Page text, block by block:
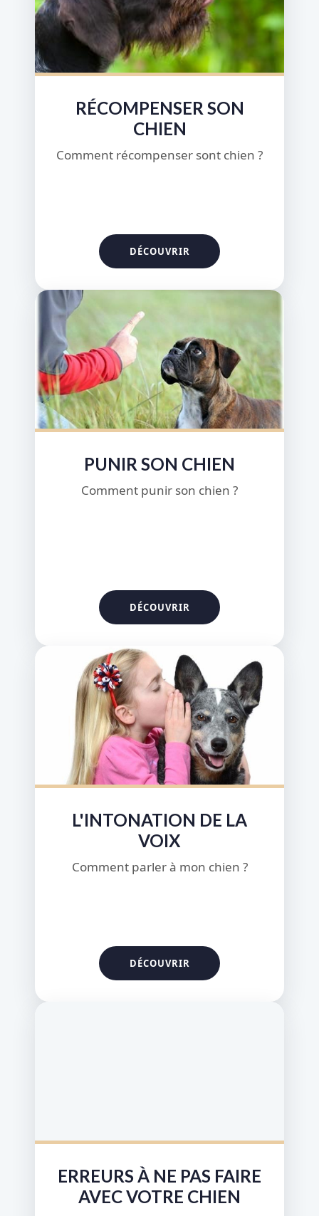
RÉCOMPENSER SON
CHIEN
Comment récompenser sont chien ?
PUNIR SON CHIEN
Comment punir son chien ?
L'INTONATION DE LA
VOIX
Comment parler à mon chien ?
ERREURS À NE PAS FAIRE
AVEC VOTRE CHIEN